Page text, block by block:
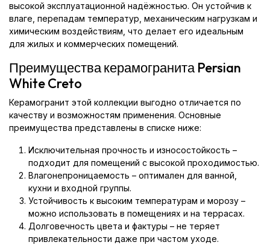
высокой эксплуатационной надёжностью. Он устойчив к
влаге, перепадам температур, механическим нагрузкам и
химическим воздействиям, что делает его идеальным
для жилых и коммерческих помещений.
Преимущества керамогранита Persian
White Creto
Керамогранит этой коллекции выгодно отличается по
качеству и возможностям применения. Основные
преимущества представлены в списке ниже:
Исключительная прочность и износостойкость –
подходит для помещений с высокой проходимостью.
Влагонепроницаемость – оптимален для ванной,
кухни и входной группы.
Устойчивость к высоким температурам и морозу –
можно использовать в помещениях и на террасах.
Долговечность цвета и фактуры – не теряет
привлекательности даже при частом уходе.